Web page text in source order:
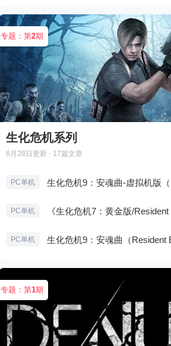
专题：第2期
生化危机系列
6月28日 更新 · 17篇文章
PC单机
PC单机
PC单机
专题：第1期